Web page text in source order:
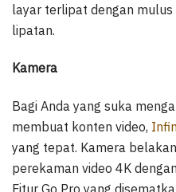
layar terlipat dengan
lipatan.
Kamera
Bagi Anda yang suka
membuat konten video,
yang tepat. Kamera
perekaman video 4K
Fitur Go Pro yang